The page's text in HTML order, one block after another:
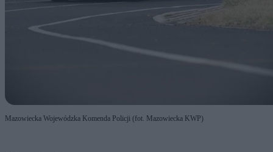
Mazowiecka Wojewódzka Komenda Policji (fot. Mazowiecka KWP)